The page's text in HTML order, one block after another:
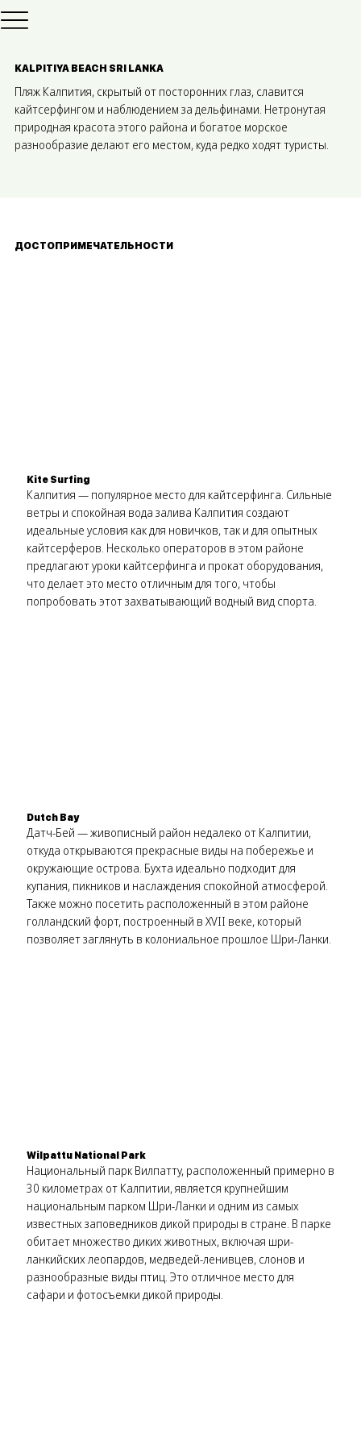
KALPITIYA BEACH SRI LANKA
Пляж Калпития, скрытый от посторонних глаз, славится
кайтсерфингом и наблюдением за дельфинами. Нетронутая
природная красота этого района и богатое морское
разнообразие делают его местом, куда редко ходят туристы.
ДОСТОПРИМЕЧАТЕЛЬНОСТИ
Kite Surfing
Калпития — популярное место для кайтсерфинга. Сильные
ветры и спокойная вода залива Калпития создают
идеальные условия как для новичков, так и для опытных
кайтсерферов. Несколько операторов в этом районе
предлагают уроки кайтсерфинга и прокат оборудования,
что делает это место отличным для того, чтобы
попробовать этот захватывающий водный вид спорта.
Dutch Bay
Датч-Бей — живописный район недалеко от Калпитии,
откуда открываются прекрасные виды на побережье и
окружающие острова. Бухта идеально подходит для
купания, пикников и наслаждения спокойной атмосферой.
Также можно посетить расположенный в этом районе
голландский форт, построенный в XVII веке, который
позволяет заглянуть в колониальное прошлое Шри-Ланки.
Wilpattu National Park
Национальный парк Вилпатту, расположенный примерно в
30 километрах от Калпитии, является крупнейшим
национальным парком Шри-Ланки и одним из самых
известных заповедников дикой природы в стране. В парке
обитает множество диких животных, включая шри-
ланкийских леопардов, медведей-ленивцев, слонов и
разнообразные виды птиц. Это отличное место для
сафари и фотосъемки дикой природы.